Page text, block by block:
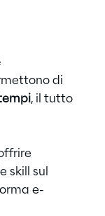
di
, il tutto
skill sul
e-